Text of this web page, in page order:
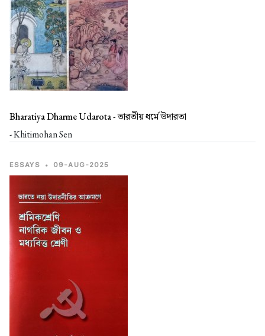
Bharatiya Dharme Udarota -ভারতীয় ধর্মে উদারতা
- Khitimohan Sen
ESSAYS • 09-AUG-2025